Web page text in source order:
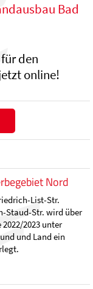
Bad
den
online!
Nord
List-Str.
Staud-Str. wird über
2023 unter
und Land ein